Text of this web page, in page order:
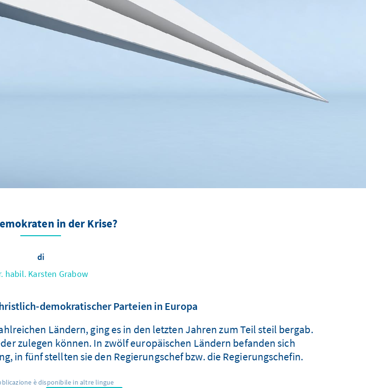
in der Krise?
di
habil. Karsten Grabow
demokratischer Parteien in Europa
Ländern, ging es in den letzten Jahren zum Teil steil bergab.
zulegen können. In zwölf europäischen Ländern befanden sich
in fünf stellten sie den Regierungschef bzw. die Regierungschefin.
è disponibile in altre lingue